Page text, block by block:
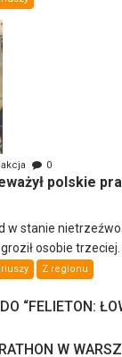
0
polskie
w stanie
osobie
Z regionu
“FELIETON:
W